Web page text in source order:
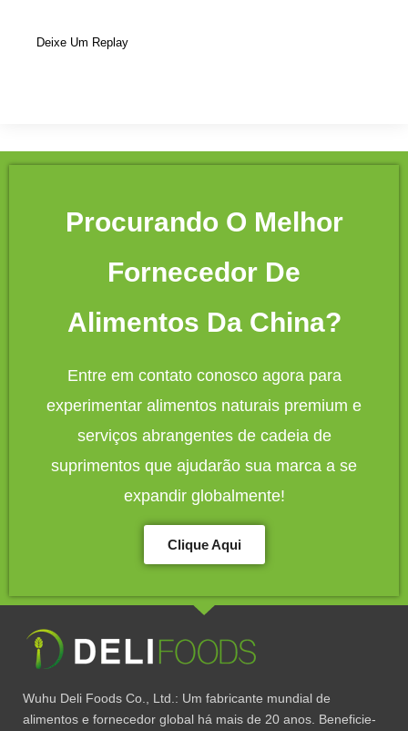
Deixe Um Replay
Procurando O Melhor
Fornecedor De
Alimentos Da China?
Entre em contato conosco agora para
experimentar alimentos naturais premium e
serviços abrangentes de cadeia de
suprimentos que ajudarão sua marca a se
expandir globalmente!
Clique Aqui
Wuhu Deli Foods Co., Ltd.: Um fabricante mundial de
alimentos e fornecedor global há mais de 20 anos. Beneficie-